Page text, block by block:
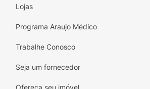
Lojas
Programa Araujo Médico
Trabalhe Conosco
Seja um fornecedor
Ofereça seu imóvel